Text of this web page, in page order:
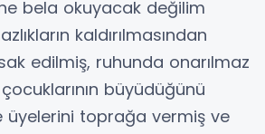
bela okuyacak değilim
kaldırılmasından
edilmiş, ruhunda onarılmaz
büyüdüğünü
üyelerini toprağa vermiş ve